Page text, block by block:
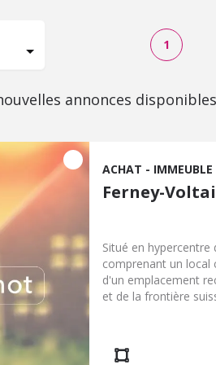
1
annonces disponibles
ACHAT - IMMEUBLE
Ferney-
Situé en
comprenant un local
d'un emplacement
et de la frontière
24 m²,
locatif immédiat. Au